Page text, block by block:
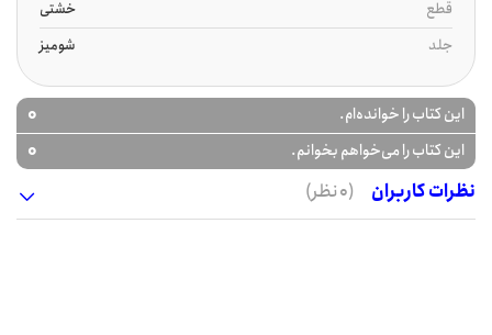
قطع
خشتی
جلد
شومیز
این کتاب را خوانده‌ام. 0
این کتاب را می‌خواهم بخوانم.
0
نظرات کاربران
(0 نظر)